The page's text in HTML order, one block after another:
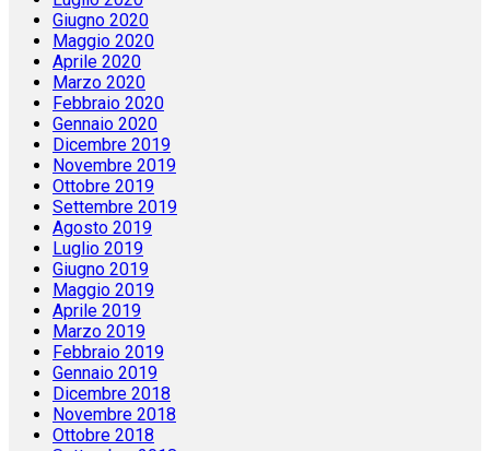
Giugno 2020
Maggio 2020
Aprile 2020
Marzo 2020
Febbraio 2020
Gennaio 2020
Dicembre 2019
Novembre 2019
Ottobre 2019
Settembre 2019
Agosto 2019
Luglio 2019
Giugno 2019
Maggio 2019
Aprile 2019
Marzo 2019
Febbraio 2019
Gennaio 2019
Dicembre 2018
Novembre 2018
Ottobre 2018